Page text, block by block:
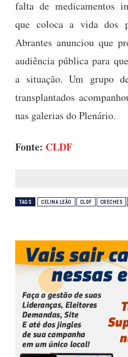
falta de medicamentos
que coloca a vida dos
Abrantes anunciou que
audiência pública para
a situação. Um grupo
transplantados
nas galerias do Plenário.
Fonte: CLDF
TAGS CELINA LEÃO CLDF CRECHES